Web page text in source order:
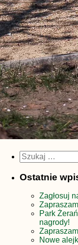
Szukaj:
Ostatnie
Zagłosuj
Park
nagrody!
Nowe